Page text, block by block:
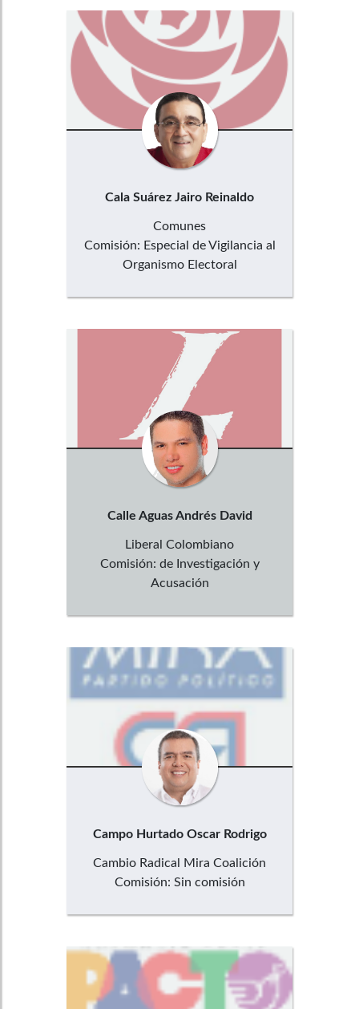
Cala Suárez Jairo Reinaldo
Comunes
Comisión: Especial de Vigilancia al
Organismo Electoral
Calle Aguas Andrés David
Liberal Colombiano
Comisión: de Investigación y
Acusación
Campo Hurtado Oscar Rodrigo
Cambio Radical Mira Coalición
Comisión: Sin comisión